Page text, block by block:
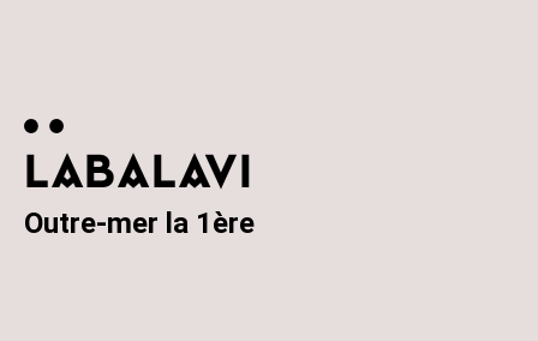
LABALAVI
Outre-mer la 1ère